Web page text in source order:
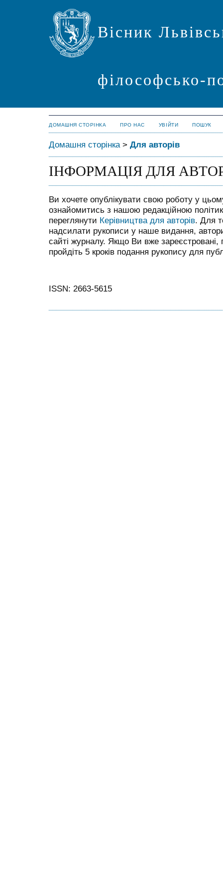
Вісник
філософсько-
ДОМАШНЯ СТОРІНКА ПРО НАС УВІЙТИ ПОШУК
Домашня сторінка> Для авторів
ІНФОРМАЦІЯ ДЛЯ
Ви хочете опублікувати свою роботу у
ознайомитись з нашою редакційною
переглянути Керівництва для авторів. Для
надсилати рукописи у наше видання,
сайті журналу. Якщо Ви вже зареєстровані,
пройдіть 5 кроків подання рукопису для
ISSN: 2663-5615